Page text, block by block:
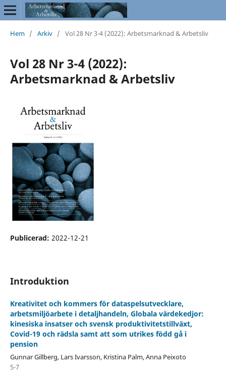
Hem / Arkiv / Vol 28 Nr 3-4 (2022): Arbetsmarknad & Arbetsliv
Vol 28 Nr 3-4 (2022):
Arbetsmarknad & Arbetsliv
Publicerad: 2022-12-21
Introduktion
Kreativitet och kommers för dataspelsutvecklare,
arbetsmiljöarbete i detaljhandeln, Globala värdekedjor:
kinesiska insatser och svensk produktivitetstillväxt,
Covid-19 och rädsla samt att som utrikes född gå i
pension
Gunnar Gillberg, Lars Ivarsson, Kristina Palm, Anna Peixoto
5-7